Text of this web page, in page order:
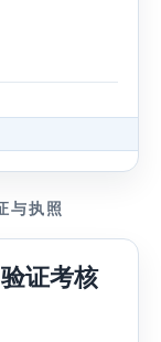
与执照
证考核